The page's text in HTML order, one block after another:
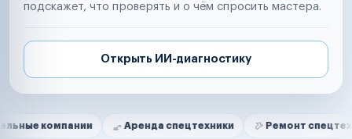
подскажет, что проверять и о чём спросить мастера.
Открыть ИИ-диагностику
Нам доверяют
Аренда спецтехники Ремонт спецтехники
Маркетплейсы